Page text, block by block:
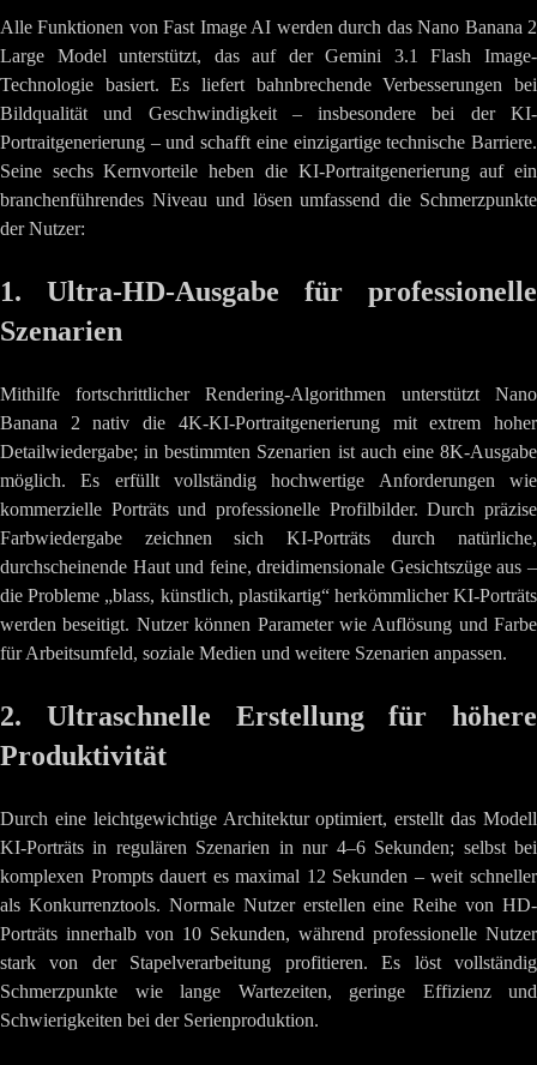
Alle Funktionen von Fast Image AI werden durch das Nano Banana 2
Large Model unterstützt, das auf der Gemini 3.1 Flash Image-
Technologie basiert. Es liefert bahnbrechende Verbesserungen bei
Bildqualität und Geschwindigkeit – insbesondere bei der KI-
Portraitgenerierung – und schafft eine einzigartige technische Barriere.
Seine sechs Kernvorteile heben die KI-Portraitgenerierung auf ein
branchenführendes Niveau und lösen umfassend die Schmerzpunkte
der Nutzer:
1. Ultra-HD-Ausgabe für professionelle
Szenarien
Mithilfe fortschrittlicher Rendering-Algorithmen unterstützt Nano
Banana 2 nativ die 4K-KI-Portraitgenerierung mit extrem hoher
Detailwiedergabe; in bestimmten Szenarien ist auch eine 8K-Ausgabe
möglich. Es erfüllt vollständig hochwertige Anforderungen wie
kommerzielle Porträts und professionelle Profilbilder. Durch präzise
Farbwiedergabe zeichnen sich KI-Porträts durch natürliche,
durchscheinende Haut und feine, dreidimensionale Gesichtszüge aus –
die Probleme „blass, künstlich, plastikartig“ herkömmlicher KI-Porträts
werden beseitigt. Nutzer können Parameter wie Auflösung und Farbe
für Arbeitsumfeld, soziale Medien und weitere Szenarien anpassen.
2. Ultraschnelle Erstellung für höhere
Produktivität
Durch eine leichtgewichtige Architektur optimiert, erstellt das Modell
KI-Porträts in regulären Szenarien in nur 4–6 Sekunden; selbst bei
komplexen Prompts dauert es maximal 12 Sekunden – weit schneller
als Konkurrenztools. Normale Nutzer erstellen eine Reihe von HD-
Porträts innerhalb von 10 Sekunden, während professionelle Nutzer
stark von der Stapelverarbeitung profitieren. Es löst vollständig
Schmerzpunkte wie lange Wartezeiten, geringe Effizienz und
Schwierigkeiten bei der Serienproduktion.